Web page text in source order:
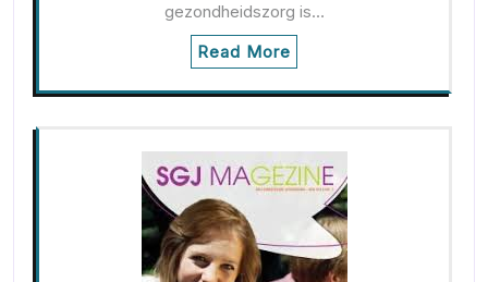
gezondheidszorg is…
Read More